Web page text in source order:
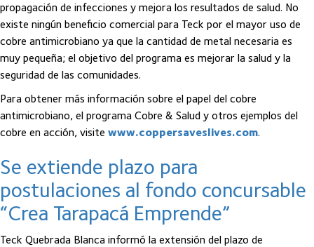
propagación de infecciones y mejora los resultados de salud. No
existe ningún beneficio comercial para Teck por el mayor uso de
cobre antimicrobiano ya que la cantidad de metal necesaria es
muy pequeña; el objetivo del programa es mejorar la salud y la
seguridad de las comunidades.
Para obtener más información sobre el papel del cobre
antimicrobiano, el programa Cobre & Salud y otros ejemplos del
cobre en acción, visite www.coppersaveslives.com.
Se extiende plazo para
postulaciones al fondo concursable
“Crea Tarapacá Emprende”
Teck Quebrada Blanca informó la extensión del plazo de